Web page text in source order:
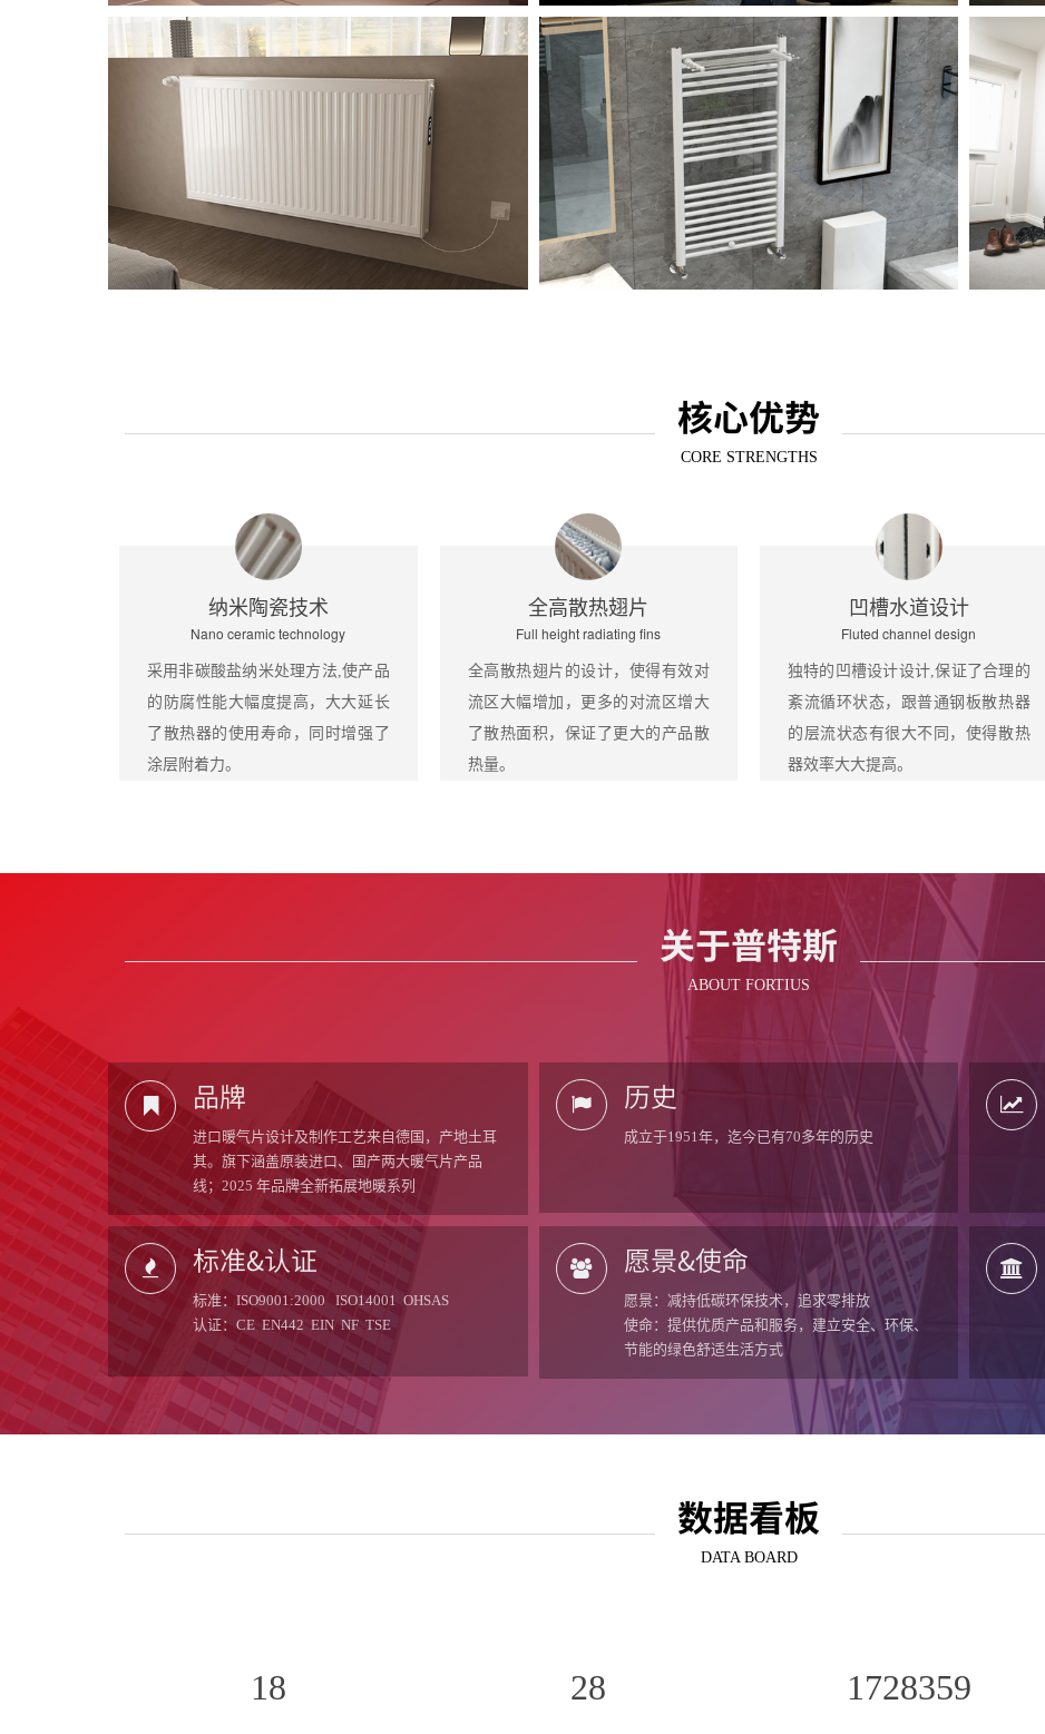
核心优势
CORE STRENGTHS
纳米陶瓷技术
Nano ceramic technology
采用非碳酸盐纳米处理方法,使产品
的防腐性能大幅度提高，大大延长
了散热器的使用寿命，同时增强了
涂层附着力。
全高散热翅片
Full height radiating fins
全高散热翅片的设计，使得有效对
流区大幅增加，更多的对流区增大
了散热面积，保证了更大的产品散
热量。
凹槽水道设计
Fluted channel design
独特的凹槽设计设计,保证了合理的
紊流循环状态，跟普通钢板散热器
的层流状态有很大不同，使得散热
器效率大大提高。
关于普特斯
ABOUT FORTIUS
品牌
进口暖气片设计及制作工艺来自德国，产地土耳
其。旗下涵盖原装进口、国产两大暖气片产品
线；2025 年品牌全新拓展地暖系列
历史
成立于1951年，迄今已有70多年的历史
标准&认证
标准：ISO9001:2000 ISO14001 OHSAS
认证：CE EN442 EIN NF TSE
愿景&使命
愿景：减持低碳环保技术，追求零排放
使命：提供优质产品和服务，建立安全、环保、
节能的绿色舒适生活方式
数据看板
DATA BOARD
18 28 1728359